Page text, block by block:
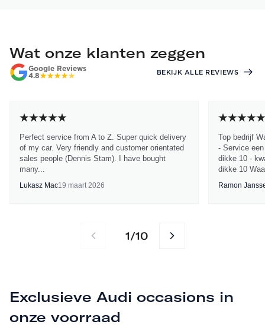
Wat onze klanten zeggen
Google Reviews
4.8
BEKIJK ALLE REVIEWS
Perfect service from A to Z. Super quick delivery
of my car. Very friendly and customer orientated
sales people (Dennis Stam). I have bought
many...
Lukasz Mac19 maart 2026
Top bedrijf
- Service
dikke 10 -
dikke 10
Ramon
1/10
Exclusieve Audi occasions in
onze voorraad